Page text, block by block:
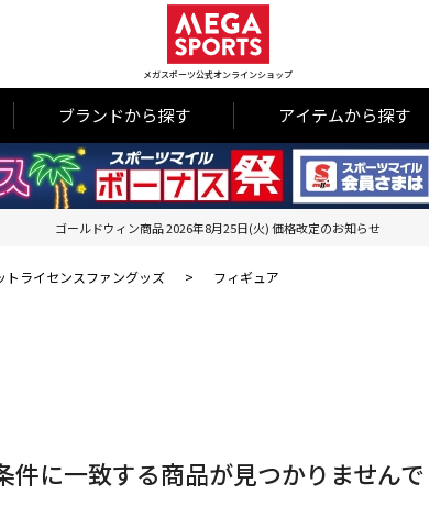
メガスポーツ公式オンラインショップ
ブランドから探す アイテムから探す
ゴールドウィン商品 2026年8月25日(火) 価格改定のお知らせ
トライセンスファングッズ > フィギュア
件に一致する商品が見つかりませんで